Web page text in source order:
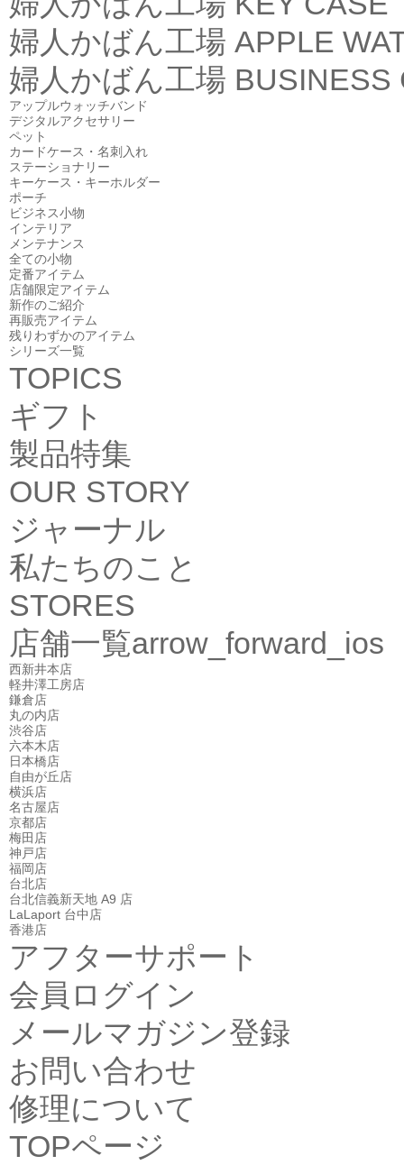
婦人かばん工場 APPLE
婦人かばん工場 BUSINESS
アップルウォッチバンド
デジタルアクセサリー
ペット
カードケース・名刺入れ
ステーショナリー
キーケース・キーホルダー
ポーチ
ビジネス小物
インテリア
メンテナンス
全ての小物
定番アイテム
店舗限定アイテム
新作のご紹介
再販売アイテム
残りわずかのアイテム
シリーズ一覧
TOPICS
ギフト
製品特集
OUR STORY
ジャーナル
私たちのこと
STORES
店舗一覧arrow_forward_ios
西新井本店
軽井澤工房店
鎌倉店
丸の内店
渋谷店
六本木店
日本橋店
自由が丘店
横浜店
名古屋店
京都店
梅田店
神戸店
福岡店
台北店
台北信義新天地 A9 店
LaLaport 台中店
香港店
アフターサポート
会員ログイン
メールマガジン登録
お問い合わせ
修理について
TOPページ